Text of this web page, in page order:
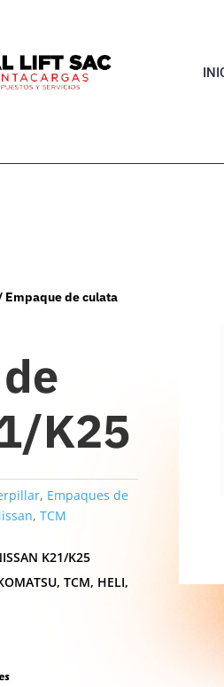
Empaque de culata
K25
, Empaques de
,TCM
K21/K25
TCM, HELI,